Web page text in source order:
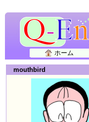
ホーム
mouthbird